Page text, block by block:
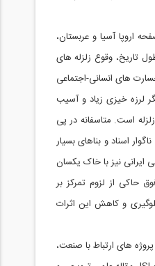
اروپا آسیا و عربستان،
تاریخ، وقوع زلزله های
های انسانی-اجتماعی
لرزه خیزی زیاد و آسیب
است. متاسفانه در پی
اسناد و بناهای بسیار
ایرانی نیز با خاک یکسان
حاکی از لزوم تمرکز بر
و کاهش این اثرات
های ارتباط با صنعت،